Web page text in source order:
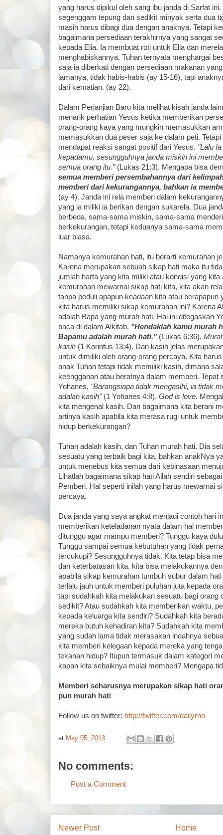
yang harus dipikul oleh sang ibu janda di Sarfat
segenggam tepung dan sedikit minyak serta dua
masih harus dibagi dua dengan anaknya. Tetapi
bagaimana persediaan terakhirnya yang sangat
kepada Elia. Ia membuat roti untuk Elia dan
menghabiskannya. Tuhan ternyata menghargai
saja ia diberkati dengan persediaan makanan
lamanya, tidak habis-habis (ay 15-16), tapi
dari kematian. (ay 22).
Dalam Perjanjian Baru kita melihat kisah janda
menarik perhatian Yesus ketika memberikan
orang-orang kaya yang mungkin memasukkan
memasukkan dua peser saja ke dalam peti.
mendapat reaksi sangat positif dari Yesus. "Lalu
kepadamu, sesungguhnya janda miskin ini
semua orang itu."(Lukas 21:3). Mengapa bisa
semua memberi persembahannya dari
memberi dari kekurangannya, bahkan ia
(ay 4). Janda ini rela memberi dalam
yang ia miliki ia berikan dengan sukarela. Dua
berbeda, sama-sama miskin, sama-sama
berkekurangan, tetapi keduanya sama-sama
luar biasa.
Namanya kemurahan hati, itu berarti kemurahan
Karena merupakan sebuah sikap hati maka itu
jumlah harta yang kita miliki atau kondisi yang kita
kemurahan mewarnai sikap hati kita, kita akan
tanpa peduli apapun keadaan kita atau berapapun
kita harus memiliki sikap kemurahan ini? Karena
adalah Bapa yang murah hati. Hal ini ditegaskan
baca di dalam Alkitab. "Hendaklah kamu murah
Bapamu adalah murah hati."(Lukas 6:36).
kasih (1 Korintus 13:4). Dan kasih jelas
untuk dimiliki oleh orang-orang percaya. Kita
anak Tuhan tetapi tidak memiliki kasih, dimana
keengganan atau beratnya dalam memberi. Tepat
Yohanes, "Barangsiapa tidak mengasihi, ia tidak
adalah kasih"(1 Yohanes 4:8). God is love.
kita mengenal kasih. Dan bagaimana kita berani
artinya kasih apabila kita merasa rugi untuk
hidup berkekurangan?
Tuhan adalah kasih, dan Tuhan murah hati. Dia
sesuatu yang terbaik bagi kita, bahkan anakNya
untuk menebus kita semua dari kebinasaan
Lihatlah bagaimana sikap hati Allah sendiri
Pemberi. Hal seperti inilah yang harus mewarnai
percaya.
Dua janda yang saya angkat menjadi contoh hari
memberikan keteladanan nyata dalam hal
ditunggu agar mampu memberi? Tunggu kaya
Tunggu sampai semua kebutuhan yang tidak
tercukupi? Sesungguhnya tidak. Kita tetap bisa
dan keterbatasan kita, kita bisa melakukannya
apabila sikap kemurahan tumbuh subur dalam
terlalu jauh untuk memberi puluhan juta kepada
tapi sudahkah kita melakukan sesuatu bagi orang
sedikit? Atau sudahkah kita memberikan waktu,
kepada keluarga kita sendiri? Sudahkah kita
mereka butuh kehadiran kita? Sudahkah kita
yang sudah lama tidak merasakan indahnya
kita memberi kelegaan kepada mereka yang
tekanan hidup? Itupun termasuk dalam kategori
kapan kita sebaiknya mulai memberi? Mengapa
Memberi seharusnya merupakan sikap hati
pun murah hati
Follow us on twitter: http://twitter.com/dailyrho
at May 05, 2013
No comments:
Post a Comment
Newer Post Home